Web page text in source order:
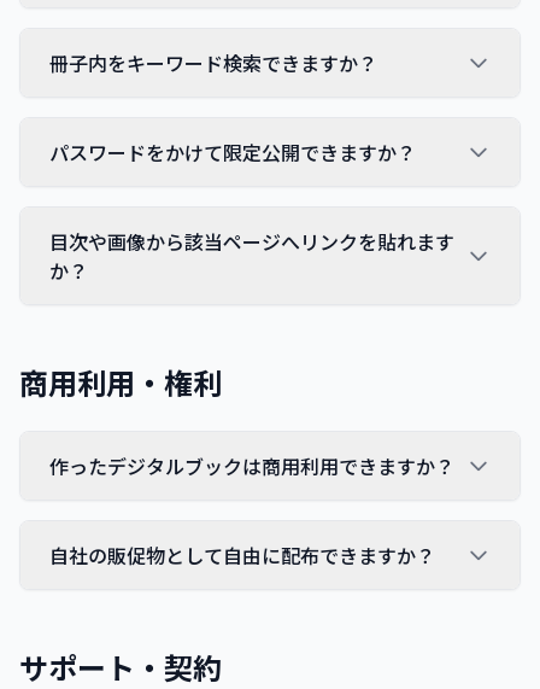
冊子内をキーワード検索できますか？
パスワードをかけて限定公開できますか？
目次や画像から該当ページへリンクを貼れます
か？
商用利用・権利
作ったデジタルブックは商用利用できますか？
自社の販促物として自由に配布できますか？
サポート・契約